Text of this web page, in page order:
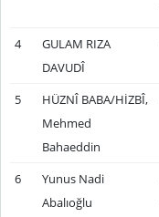
4
GULAM RIZA
DAVUDÎ
5
HÜZNÎ BABA/HİZBÎ,
Mehmed
Bahaeddin
6
Yunus Nadi
Abalıoğlu